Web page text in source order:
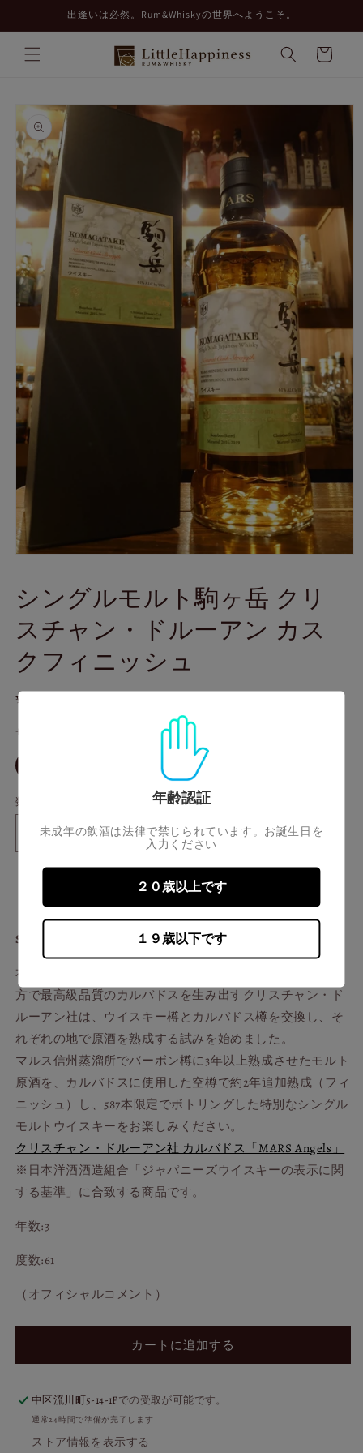
進む
出逢いは必然。Rum&Whiskyの世界へようこそ。
カ
ー
商品情
報にス
キップ
ダ
ル
で
メ
デ
ィ
(1)
開
シングルモルト駒ヶ岳 クリ
スチャン・ドルーアン カス
クフィニッシュ
通
価
格
¥2,600
サイズ
数量
シ
ル
モ
ト
ヶ
岳
ク
リ
ス
ャ
ン・
ド
ル
ー
ン
カ
ス
ク
ィ
ッ
ュ
の
数
シ
モ
ト
ヶ
岳
ク
リ
ス
ャ
ン・
ド
ル
ー
ク
ィ
ッ
ュ
の
数
※配送広島限定※
Single Malt KOMAGATAKE Christian Drouin’s Cask
本坊酒造マルス信州蒸溜所とフランス・ノルマンディー地
方で最高級品質のカルバドスを生み出すクリスチャン・ド
ルーアン社は、ウイスキー樽とカルバドス樽を交換し、そ
れぞれの地で原酒を熟成する試みを始めました。
マルス信州蒸溜所でバーボン樽に3年以上熟成させたモルト
原酒を、カルバドスに使用した空樽で約2年追加熟成（フィ
ニッシュ）し、587本限定でボトリングした特別なシングル
モルトウイスキーをお楽しみください。
クリスチャン・ドルーアン社 カルバドス「MARS Angels」
※日本洋酒酒造組合「ジャパニーズウイスキーの表示に関
する基準」に合致する商品です。
年数:3
度数:61
（オフィシャルコメント）
カートに追加する
中区流川町5-14-1Fでの受取が可能です。
通常24時間で準備が完了します
ストア情報を表示する
年齢認証
未成年の飲酒は法律で禁じられています。お誕生日を
入力ください
２０歳以上です
１９歳以下です